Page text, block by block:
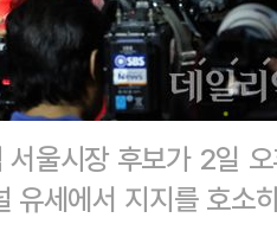
서울시장 후보가 2일
유세에서 지지를 호